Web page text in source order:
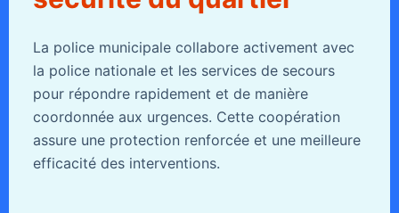
La police municipale collabore activement avec
la police nationale et les services de secours
pour répondre rapidement et de manière
coordonnée aux urgences. Cette coopération
assure une protection renforcée et une meilleure
efficacité des interventions.